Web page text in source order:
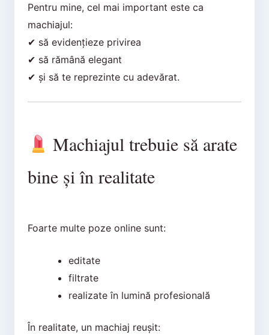
Pentru mine, cel mai important este ca
machiajul:
✔ să evidențieze privirea
✔ să rămână elegant
✔ și să te reprezinte cu adevărat.
Machiajul trebuie să arate
bine și în realitate
Foarte multe poze online sunt:
editate
filtrate
realizate în lumină profesională
În realitate, un machiaj reușit: